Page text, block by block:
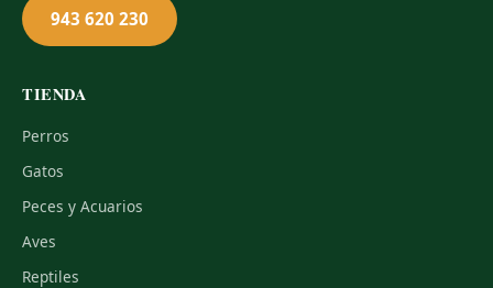
943 620 230
TIENDA
Perros
Gatos
Peces y Acuarios
Aves
Reptiles